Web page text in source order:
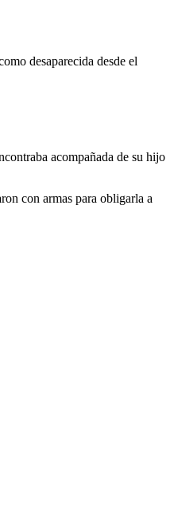
desaparecida desde el
acompañada de su hijo
con armas para obligarla a